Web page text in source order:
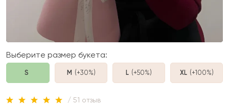
Выберите размер букета:
S M (+30%) L (+50%) XL (+100%)
/ 51 отзыв